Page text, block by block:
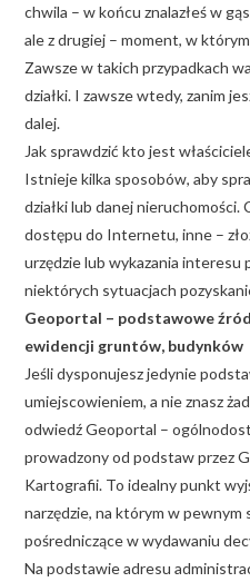
chwila – w końcu znalazłeś w
ale z drugiej – moment, w
Zawsze w takich przypadkach
działki. I zawsze wtedy, zanim
dalej.
Jak sprawdzić kto jest
Istnieje kilka sposobów, aby
działki lub danej nieruchomości.
dostępu do Internetu, inne –
urzędzie lub wykazania interesu
niektórych sytuacjach
Geoportal – podstawowe
ewidencji gruntów, budynków
Jeśli dysponujesz jedynie
umiejscowieniem, a nie znasz
odwiedź Geoportal –
prowadzony od podstaw przez
Kartografii. To idealny punkt
narzędzie, na którym w
pośredniczące w wydawaniu
Na podstawie adresu